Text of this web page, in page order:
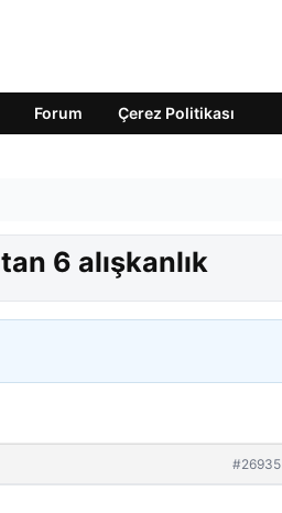
Forum Çerez Politikası
6 alışkanlık
#26935